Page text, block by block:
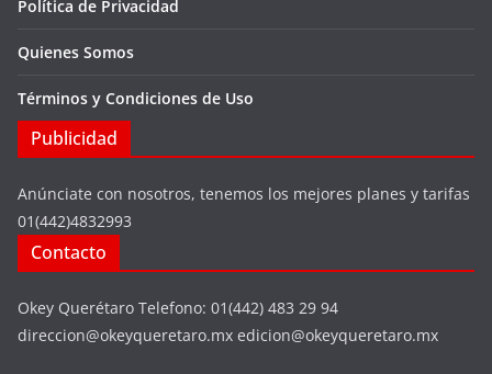
Política de Privacidad
Quienes Somos
Términos y Condiciones de Uso
Publicidad
Anúnciate con nosotros, tenemos los mejores planes y tarifas
01(442)4832993
Contacto
Okey Querétaro Telefono: 01(442) 483 29 94
direccion@okeyqueretaro.mx edicion@okeyqueretaro.mx